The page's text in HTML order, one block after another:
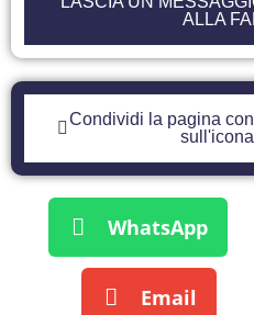
ALLA
Condividi la pagina
WhatsApp
Email